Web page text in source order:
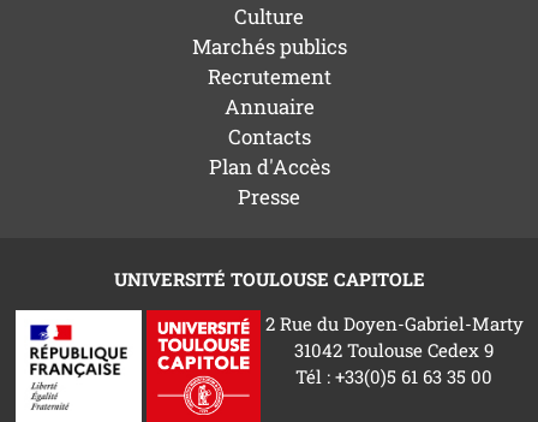
Culture
Marchés publics
Recrutement
Annuaire
Contacts
Plan d'Accès
Presse
UNIVERSITÉ TOULOUSE CAPITOLE
2 Rue du Doyen-Gabriel-Marty
31042 Toulouse Cedex 9
Tél : +33(0)5 61 63 35 00